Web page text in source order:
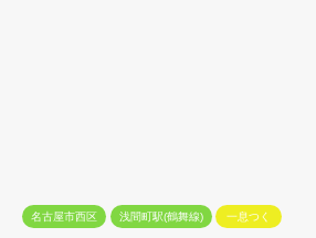
名古屋市西区 浅間町駅(鶴舞線) 一息つく